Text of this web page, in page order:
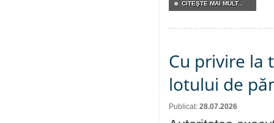
CITEŞTE MAI MULT...
Cu privire la
lotului de
Publicat: 28.07.2026